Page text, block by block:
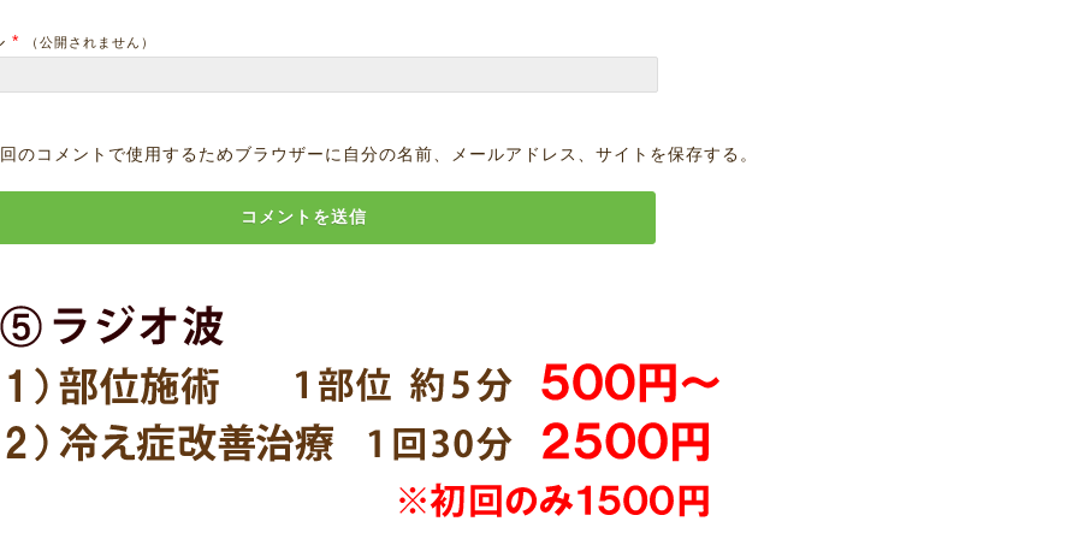
* （公開されません）
のコメントで使用するためブラウザーに自分の名前、メールアドレス、サイトを保存する。